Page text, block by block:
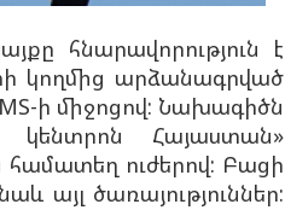
հնարավորություն է
կողմից արձանագրված
ի միջոցով: Նախագիծն
կենտրոն Հայաստան»
ուժերով: Բացի
այլ ծառայություններ: